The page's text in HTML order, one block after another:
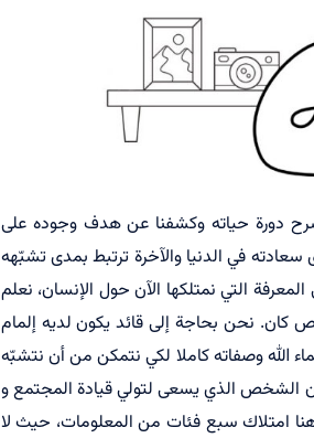
دورة حياته وكشفنا عن هدف وجوده على
سعادته في الدنيا والآخرة ترتبط بمدى تشبّهه
التي نمتلكها الآن حول الإنسان، نعلم
كان. نحن بحاجة إلى قائد يكون لديه إلمام
الله وصفاته كاملا لكي نتمكن من أن نتشبّه
الشخص الذي يسعى لتولي قيادة المجتمع و
امتلاك سبع فئات من المعلومات، حيث لا